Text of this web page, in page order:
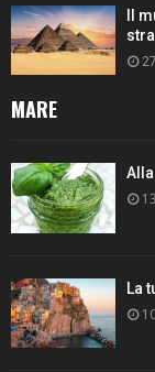
Il
MARE
La